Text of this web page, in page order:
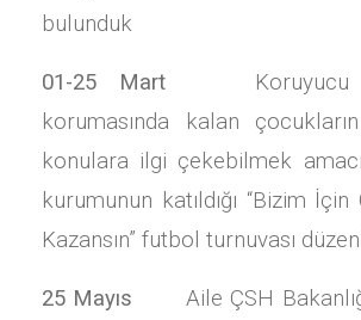
bulunduk
01-25 Mart
Koruyucu
korumasında kalan
konulara ilgi çekebilmek
kurumunun katıldığı “Bizim
Kazansın” futbol turnuvası
25 Mayıs
Aile ÇSH